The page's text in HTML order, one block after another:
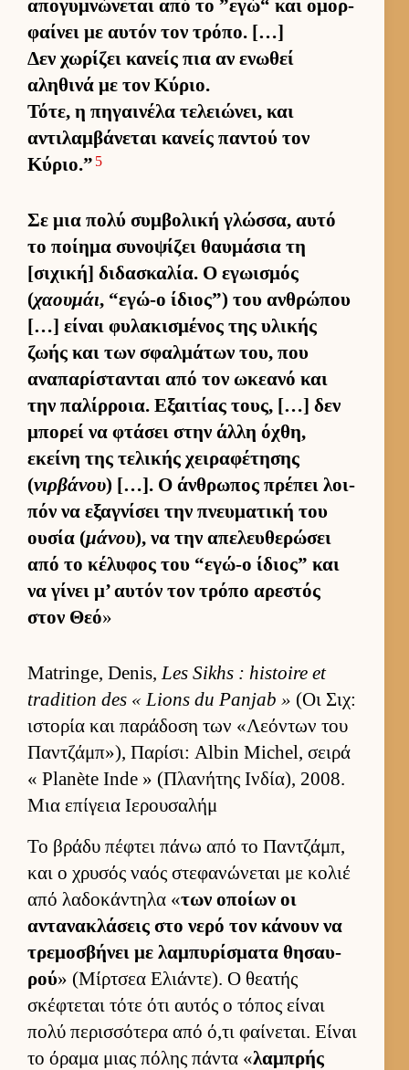
απογυμνώνεται από το ”εγώ“ και ομορ­
φαί­νει με αυ­τόν τον τρόπο. […]
Δεν χωρίζει κανείς πια αν ενωθεί
αληθινά με τον Κύριο.
Τότε, η πηγαι­νέλα τελειώνει, και
αντιλαμ­βάνεται κανείς παντού τον
Κύριο.” 5
Σε μια πολύ συμ­βολική γλώσ­σα, αυτό
το ποί­ημα συνοψίζει θαυ­μάσια τη
[σιχική] διδασκαλία. Ο εγωισμός
(χαουμάι, “εγώ-ο ίδιο­ς”) του αν­θρώπου
[…] εί­ναι φυλακισμένος της υλικής
ζωής και των σφαλ­μάτων του, που
αναπαρίστανται από τον ωκεανό και
την παλίρ­ροια. Εξαι­τίας τους, […] δεν
μπορεί να φτάσει στην άλλη όχθη,
εκείνη της τελικής χει­ραφέτησης
(νιρβάνου) […]. Ο άν­θρωπος πρέπει λοι­
πόν να εξαγνίσει την πνευ­ματική του
ου­σία (μάνου), να την απελευ­θερώσει
από το κέλυφος του “εγώ-ο ίδιος” και
να γίνει μ’ αυ­τόν τον τρόπο αρεστός
στον Θεό»
Matringe, Denis, Les Sikhs : histoire et
tradition des « Lions du Panjab » (Οι Σιχ:
ιστορία και παράδοση των «Λεόντων του
Παν­τζάμπ»), Παρίσι: Albin Michel, σειρά
« Planète Inde » (Πλανήτης Ιν­δία), 2008.
Μια επίγεια Ιερουσαλήμ
Το βράδυ πέφτει πάνω από το Παν­τζάμπ,
και ο χρυσός ναός στεφανώνεται με κολιέ
από λαδοκάντηλα «των οποίων οι
αντανακλάσεις στο νερό τον κάνουν να
τρεμοσβήνει με λαμπυρίσματα θησαυ­
ρού» (Μίρ­τσεα Ελιάντε). Ο θεατής
σκέφτεται τότε ότι αυ­τός ο τόπος εί­ναι
πολύ περισ­σότερα από ό,τι φαί­νεται. Εί­ναι
το όραμα μιας πόλης πάντα «λαμπρής